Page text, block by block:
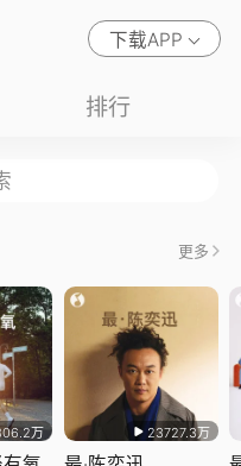
下载APP
排行
更多
万 23727.3万